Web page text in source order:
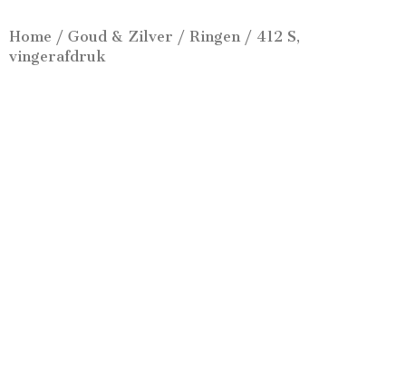
Home / Goud & Zilver / Ringen / 412 S,
vingerafdruk